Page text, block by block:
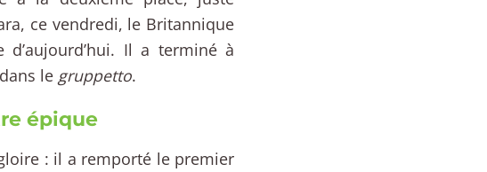
ce vendredi, le Britannique
d’aujourd’hui. Il a terminé à
le gruppetto.
épique
: il a remporté le premier